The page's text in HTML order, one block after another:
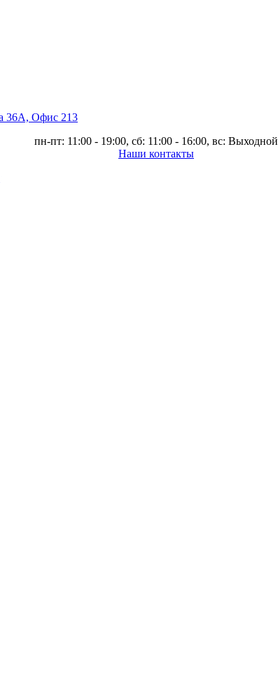
36А, Офис 213
пн-пт: 11:00 - 19:00, сб: 11:00 - 16:00, вс: Выходной
Наши контакты